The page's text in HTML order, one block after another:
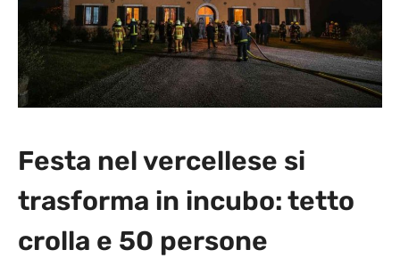
Festa nel vercellese si
trasforma in incubo: tetto
crolla e 50 persone